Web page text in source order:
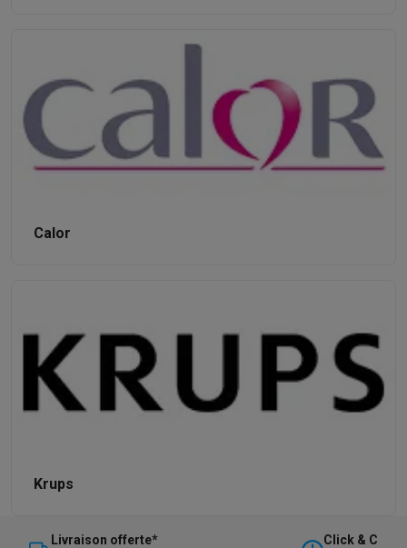
Calor
Krups
Livraison offerte* Click &